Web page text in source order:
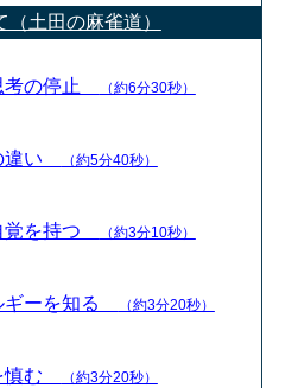
（土田の麻雀道）
考の停止 （約6分30秒）
違い （約5分40秒）
覚を持つ （約3分10秒）
ギーを知る （約3分20秒）
慎む （約3分20秒）